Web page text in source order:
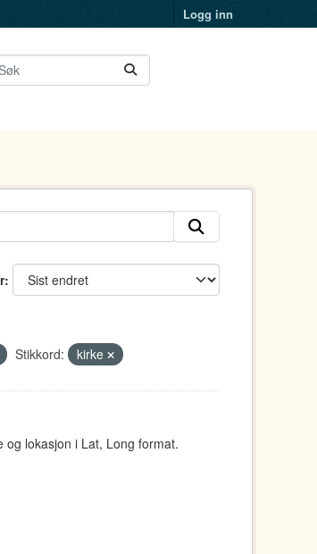
Logg inn
Stikkord: kirke
lokasjon i Lat, Long format.